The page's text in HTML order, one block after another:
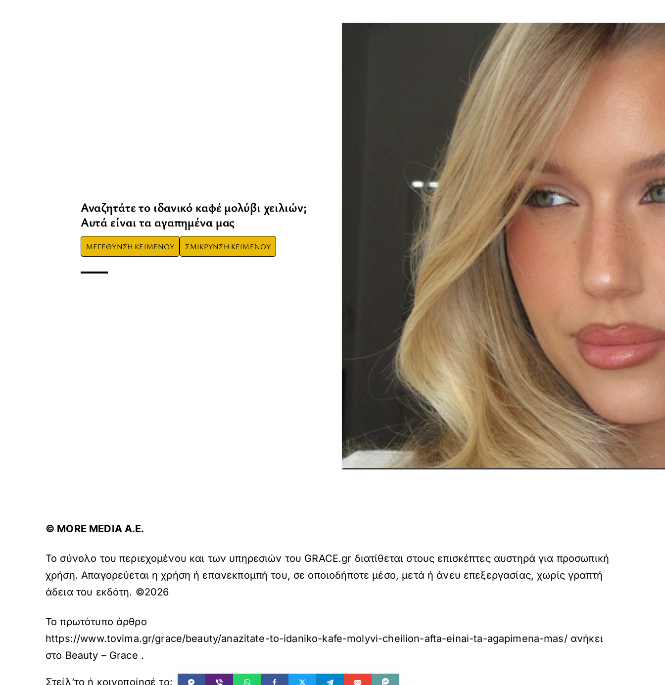
Αναζητάτε το ιδανικό καφέ μολύβι χειλιών;
Αυτά είναι τα αγαπημένα μας
ΜΕΓΕΘΥΝΣΗ ΚΕΙΜΕΝΟΥ ΣΜΙΚΡΥΝΣΗ ΚΕΙΜΕΝΟΥ
© ΜORE MEDIA Α.Ε.
Το σύνολο του περιεχομένου και των υπηρεσιών του GRACE.gr διατίθεται στους επισκέπτες αυστηρά για προσωπική
χρήση. Απαγορεύεται η χρήση ή επανεκπομπή του, σε οποιοδήποτε μέσο, μετά ή άνευ επεξεργασίας, χωρίς γραπτή
άδεια του εκδότη. ©2026
Το πρωτότυπο άρθρο
https://www.tovima.gr/grace/beauty/anazitate-to-idaniko-kafe-molyvi-cheilion-afta-einai-ta-agapimena-mas/ανήκει
στο Beauty – Grace .